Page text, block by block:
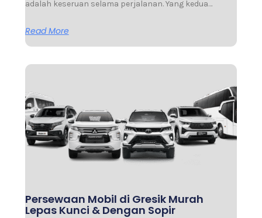
adalah keseruan selama perjalanan. Yang kedua…
Read More
Persewaan Mobil di Gresik Murah
Lepas Kunci & Dengan Sopir